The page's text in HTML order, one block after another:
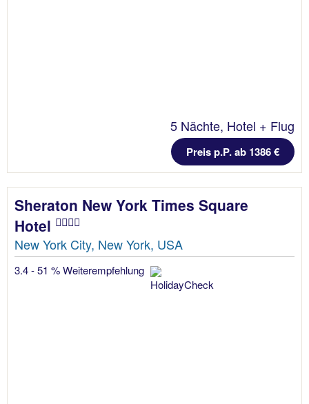
5 Nächte, Hotel + Flug
Preis p.P. ab 1386 €
Sheraton New York Times Square
Hotel
New York City, New York, USA
3.4 - 51 % Weiterempfehlung